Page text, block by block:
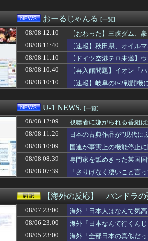
【競馬】ボンドガールが引退、繁殖
アマゾン売り上げ１位のスポットクー
【話題】不倫したらダメなのに、なぜ
イーロン・マスク←世界一の金持ちな
「非常に残念」高市総理と面会決定も
海外「日本がまたアジアで唯一『世界
【アイマス】何故か怒っているやよい
【ウマ娘】アイネスは陽射しや雨を防
賀喜遥香さんのガッチガチになった顔
「優しい男はモテない」って、正しく
「あなたは一生働くけど、私は家にいれ
海外「こうなると分かってたら、お前
『スーパーダンガンロンパ2×2』少なく
韓国人「チャン・ギハとユン・ガイ、
【衝撃】韓国人「日本の弁当屋の貼り
海外ゲイコミュニティ「日本のゲイAV
「経営の神様」の水道哲学、ネタ元は
【MSV】シン・マツナガスレ、これで
昨日のE-楽天のサヨナラエラー
ロッテ小島和哉(30) 13試合 4勝6敗 防御
【ハマスタバトル】佐伯解説員、ディ
わいせつな行為疑いで逮捕 エジプト
【海外の反応】トヨタセリカはクール
【櫻坂46】16thシングル、坂道グルー
おーるじゃんる [一覧]
08/08 12:10
【おわった】三峡ダム、
08/08 11:40
【速報】秋田県、オイル
08/08 11:10
【ドイツ空港テロ未遂】
性能C4搭載していた」
08/08 10:40
【再入館問題】イオン「
08/08 10:10
【速報】岐阜のF-2戦闘
U-1 NEWS. [一覧]
08/08 12:09
視聴者に嫌がられる番組
08/08 11:26
日本の古典作品が”現代
08/08 10:09
国連が事実上の機能停止
08/08 08:39
専門家を舐めきった某国
めようとするも……
08/08 07:39
「さりげなく凄いこと言
【海外の反応】 パンドラの
08/07 23:00
海外「日本人はなんて気
08/06 23:00
海外「日本なんて行くん
08/05 23:00
海外「全部日本の真似だ